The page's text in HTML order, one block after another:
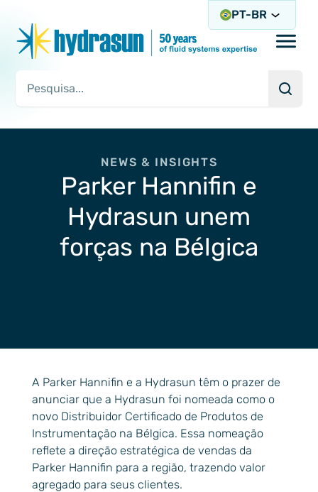
Consulta de pesquisa
PT-BR
NEWS & INSIGHTS
Parker Hannifin e
Hydrasun unem
forças na Bélgica
A Parker Hannifin e a Hydrasun têm o prazer de
anunciar que a Hydrasun foi nomeada como o
novo Distribuidor Certificado de Produtos de
Instrumentação na Bélgica. Essa nomeação
reflete a direção estratégica de vendas da
Parker Hannifin para a região, trazendo valor
agregado para seus clientes.